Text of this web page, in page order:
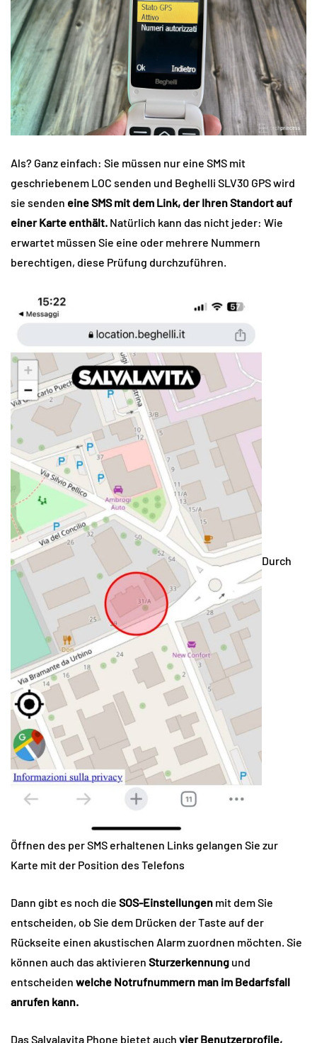
Als? Ganz einfach: Sie müssen nur eine SMS mit
geschriebenem LOC senden und Beghelli SLV30 GPS wird
sie senden eine SMS mit dem Link, der Ihren Standort auf
einer Karte enthält. Natürlich kann das nicht jeder: Wie
erwartet müssen Sie eine oder mehrere Nummern
berechtigen, diese Prüfung durchzuführen.
Durch
Öffnen des per SMS erhaltenen Links gelangen Sie zur
Karte mit der Position des Telefons
Dann gibt es noch die SOS-Einstellungen mit dem Sie
entscheiden, ob Sie dem Drücken der Taste auf der
Rückseite einen akustischen Alarm zuordnen möchten. Sie
können auch das aktivieren Sturzerkennung und
entscheiden welche Notrufnummern man im Bedarfsfall
anrufen kann.
Das Salvalavita Phone bietet auch vier Benutzerprofile,